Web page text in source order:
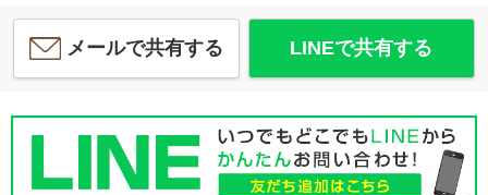
メールで共有する LINEで共有する